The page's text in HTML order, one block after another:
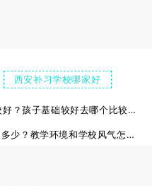
西安补习学校哪家好
西安西补和大唐哪个学校好？孩子基础较好去哪个比较好？
西安伊顿学校收费标准是多少？教学环境和学校风气怎么样？